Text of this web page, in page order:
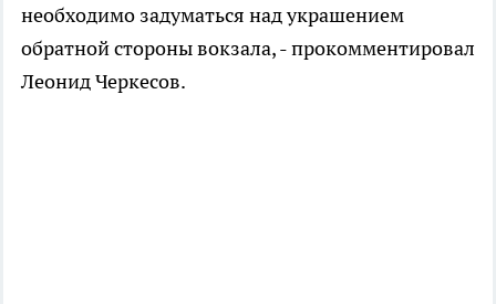
необходимо задуматься над украшением
обратной стороны вокзала, - прокомментировал
Леонид Черкесов.